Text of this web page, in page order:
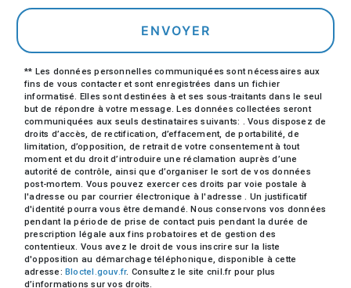
ENVOYER
** Les données personnelles communiquées sont nécessaires aux
fins de vous contacter et sont enregistrées dans un fichier
informatisé. Elles sont destinées à et ses sous-traitants dans le seul
but de répondre à votre message. Les données collectées seront
communiquées aux seuls destinataires suivants: . Vous disposez de
droits d’accès, de rectification, d’effacement, de portabilité, de
limitation, d’opposition, de retrait de votre consentement à tout
moment et du droit d’introduire une réclamation auprès d’une
autorité de contrôle, ainsi que d’organiser le sort de vos données
post-mortem. Vous pouvez exercer ces droits par voie postale à
l'adresse ou par courrier électronique à l'adresse . Un justificatif
d'identité pourra vous être demandé. Nous conservons vos données
pendant la période de prise de contact puis pendant la durée de
prescription légale aux fins probatoires et de gestion des
contentieux. Vous avez le droit de vous inscrire sur la liste
d'opposition au démarchage téléphonique, disponible à cette
adresse:Bloctel.gouv.fr. Consultez le site cnil.fr pour plus
d’informations sur vos droits.